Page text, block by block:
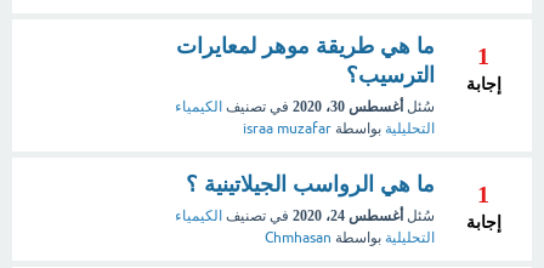
1
إجابة
ما هي طريقة موهر لمعايرات
الترسيب؟
سُئل أغسطس 30، 2020 في تصنيف الكيمياء
التحليلية بواسطة israa muzafar
1
إجابة
ما هي الرواسب الجيلاتينية ؟
سُئل أغسطس 24، 2020 في تصنيف الكيمياء
التحليلية بواسطة Chmhasan